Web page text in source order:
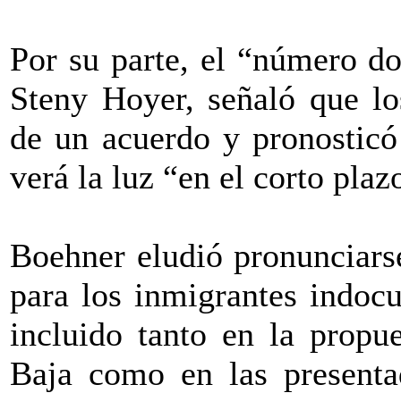
Por su parte, el “número
Steny Hoyer, señaló que
de un acuerdo y
verá la luz “en el corto
Boehner eludió
para los inmigrantes
incluido tanto en la
Baja como en las